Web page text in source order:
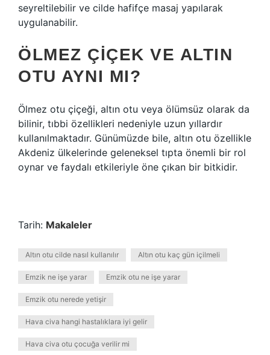
seyreltilebilir ve cilde hafifçe masaj yapılarak
uygulanabilir.
ÖLMEZ ÇIÇEK VE ALTIN
OTU AYNI MI?
Ölmez otu çiçeği, altın otu veya ölümsüz olarak da
bilinir, tıbbi özellikleri nedeniyle uzun yıllardır
kullanılmaktadır. Günümüzde bile, altın otu özellikle
Akdeniz ülkelerinde geleneksel tıpta önemli bir rol
oynar ve faydalı etkileriyle öne çıkan bir bitkidir.
Tarih: Makaleler
Altın otu cilde nasıl kullanılır Altın otu kaç gün içilmeli
Emzik ne işe yarar Emzik otu ne işe yarar
Emzik otu nerede yetişir
Hava civa hangi hastalıklara iyi gelir
Hava civa otu çocuğa verilir mi